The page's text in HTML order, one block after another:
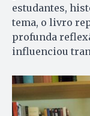
estudantes,
tema, o livro
profunda
influenciou